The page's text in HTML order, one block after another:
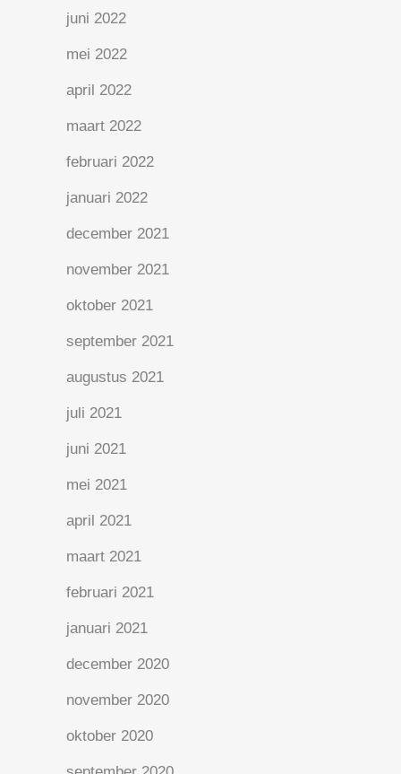
juni 2022
mei 2022
april 2022
maart 2022
februari 2022
januari 2022
december 2021
november 2021
oktober 2021
september 2021
augustus 2021
juli 2021
juni 2021
mei 2021
april 2021
maart 2021
februari 2021
januari 2021
december 2020
november 2020
oktober 2020